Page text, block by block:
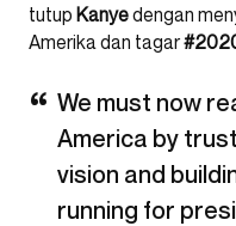
tutup Kanyedengan
Amerika dan tagar
We must now
America by
vision and
running for